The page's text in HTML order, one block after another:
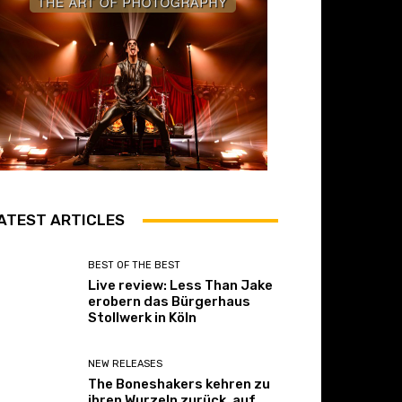
ARTICLES
BEST OF THE BEST
Live review: Less Than Jake
erobern das Bürgerhaus
Stollwerk in Köln
NEW RELEASES
The Boneshakers kehren zu